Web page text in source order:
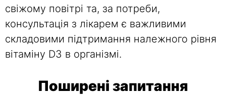
свіжому повітрі та, за потреби,
консультація з лікарем є важливими
складовими підтримання належного рівня
вітаміну D3 в організмі.
Поширені запитання